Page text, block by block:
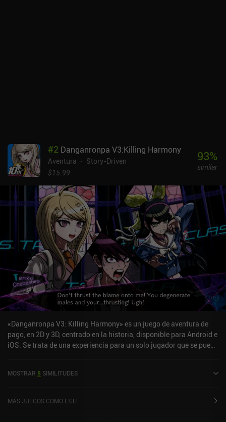
#2 Danganronpa V3:Killing Harmony
Aventura
Story-Driven
$15.99
93%
similar
«Danganronpa V3: Killing Harmony» es un juego de aventura de
pago, en 2D y 3D, centrado en la historia, disponible para Android e
iOS. Se trata de una experiencia para un solo jugador que se puede
actualmente con una valoración de 3,7 sobre 5,0 en Google Play y
MOSTRAR 8 SIMILITUDES
MÁS JUEGOS COMO ESTE